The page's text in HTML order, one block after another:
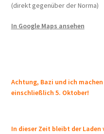
(direkt gegenüber der Norma)
In Google Maps ansehen
Achtung, Bazi und ich
einschließlich 5. Oktober!
In dieser Zeit bleibt der